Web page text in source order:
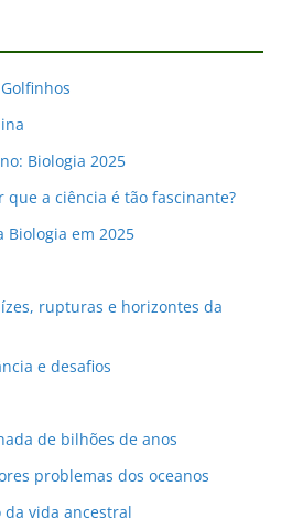
Biologia 2025
a ciência é tão fascinante?
Biologia em 2025
rupturas e horizontes da
e desafios
de bilhões de anos
problemas dos oceanos
da vida ancestral